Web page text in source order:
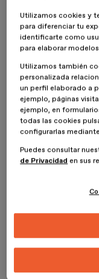
que los profesionales
concepto.
¿Qué es el
Elco-branding no es
marcas, una
para lograr beneficio
más que añadir los
asociación combina
para crear unanueva
identificadores de
producto o servicio
¿Qué
cobranding?
Utilizamos cookies y
para diferenciar tu
identificarte como
para elaborar
Utilizamos también
personalizada
un perfil elaborado a
ejemplo, páginas
ejemplo, en
todas las cookies
configurarlas
Puedes consultar
de Privacidad en sus